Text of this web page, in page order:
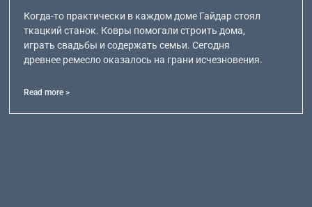
Когда-то практически в каждом доме Гайдар стоял
ткацкий станок. Ковры помогали строить дома,
играть свадьбы и содержать семьи. Сегодня
древнее ремесло оказалось на грани исчезновения.
Read more >